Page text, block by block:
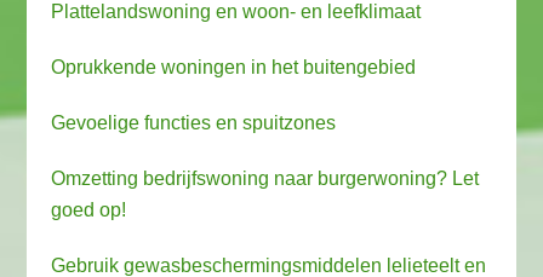
Plattelandswoning en woon- en leefklimaat
Oprukkende woningen in het buitengebied
Gevoelige functies en spuitzones
Omzetting bedrijfswoning naar burgerwoning? Let
goed op!
Gebruik gewasbeschermingsmiddelen lelieteelt en